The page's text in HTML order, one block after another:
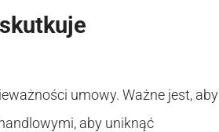
umowy. Ważne jest, aby
aby uniknąć